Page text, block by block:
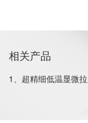
相关产品
1、超精细低温显微